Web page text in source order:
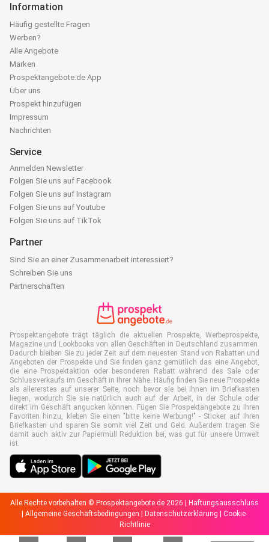
Information
Häufig gestellte Fragen
Werben?
Alle Angebote
Marken
Prospektangebote.de App
Über uns
Prospekt hinzufügen
Impressum
Nachrichten
Service
Anmelden Newsletter
Folgen Sie uns auf Facebook
Folgen Sie uns auf Instagram
Folgen Sie uns auf Youtube
Folgen Sie uns auf TikTok
Partner
Sind Sie an einer Zusammenarbeit interessiert?
Schreiben Sie uns
Partnerschaften
Prospektangebote trägt täglich die aktuellen Prospekte, Werbeprospekte,
Magazine und Lookbooks von allen Geschäften in Deutschland zusammen.
Dadurch bleiben Sie zu jeder Zeit auf dem neuesten Stand von Rabatten und
Angeboten der Prospekte und Sie finden ganz gemütlich das eine Angebot,
die eine Prospektaktion oder besonderen Rabatt während des Sale oder
Schlussverkaufs im Geschäft in Ihrer Nähe. Häufig finden Sie neue Prospekte
als allererstes auf unserer Seite, noch bevor sie bei Ihnen im Briefkasten
liegen, wodurch Sie sie natürlich auch auf der Arbeit, in der Schule oder
direkt im Geschäft angucken können. Fügen Sie Prospektangebote zu Ihren
Favoriten hinzu, kleben Sie einen "bitte keine Werbung!" - Sticker auf Ihren
Briefkasten und sparen Sie somit viel Zeit und Geld. Außerdem tragen Sie
damit auch aktiv zur Papiermüll Reduktion bei, was gut für unsere Umwelt
ist.
Alle Rechte vorbehalten © Prospektangebote.de 2026 |
Haftungsausschluss
Allgemeine Geschäftsbedingungen Datenschutzerklärung
Cookie-
Richtlinie